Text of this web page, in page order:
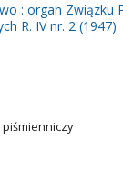
: organ Związku
R. IV nr. 2 (1947)